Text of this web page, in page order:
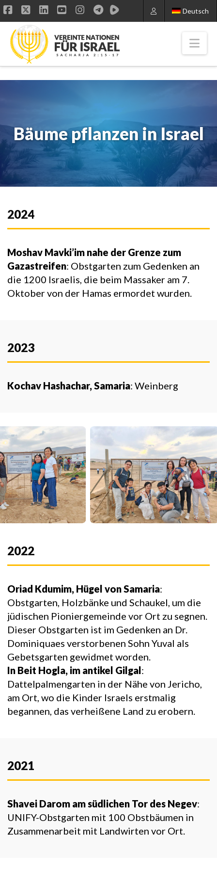
Deutsch
Facebook
X LinkedIn
YouTube
Instagram
Bäume pflanzen in Israel
2024
Moshav Mavki’im nahe der Grenze zum
Gazastreifen: Obstgarten zum Gedenken an
die 1200 Israelis, die beim Massaker am 7.
Oktober von der Hamas ermordet wurden.
2023
Kochav Hashachar, Samaria: Weinberg
2022
Oriad Kdumim, Hügel von Samaria:
Obstgarten, Holzbänke und Schaukel, um die
jüdischen Pioniergemeinde vor Ort zu segnen.
Dieser Obstgarten ist im Gedenken an Dr.
Dominiquaes verstorbenen Sohn Yuval als
Gebetsgarten gewidmet worden.
In Beit Hogla, im antikel Gilgal:
Dattelpalmengarten in der Nähe von Jericho,
am Ort, wo die Kinder Israels erstmalig
begannen, das verheißene Land zu erobern.
2021
Shavei Darom am südlichen Tor des Negev:
UNIFY-Obstgarten mit 100 Obstbäumen in
Zusammenarbeit mit Landwirten vor Ort.